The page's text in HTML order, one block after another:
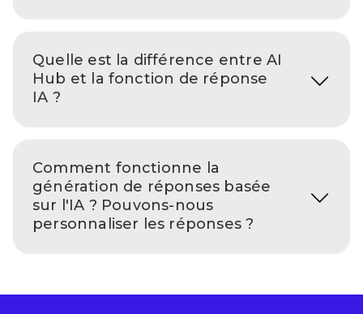
Quelle est la différence entre AI
Hub et la fonction de réponse
IA ?
Comment fonctionne la
génération de réponses basée
sur l'IA ? Pouvons-nous
personnaliser les réponses ?